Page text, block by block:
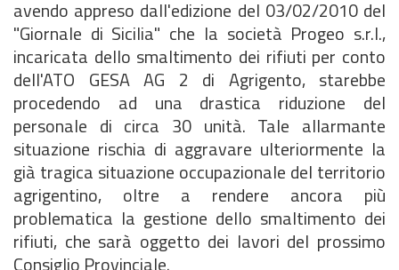
avendo appreso dall'edizione del 03/02/2010 del
"Giornale di Sicilia" che la società Progeo s.r.l.,
incaricata dello smaltimento dei rifiuti per conto
dell'ATO GESA AG 2 di Agrigento, starebbe
procedendo ad una drastica riduzione del
personale di circa 30 unità. Tale allarmante
situazione rischia di aggravare ulteriormente la
già tragica situazione occupazionale del territorio
agrigentino, oltre a rendere ancora più
problematica la gestione dello smaltimento dei
rifiuti, che sarà oggetto dei lavori del prossimo
Consiglio Provinciale.